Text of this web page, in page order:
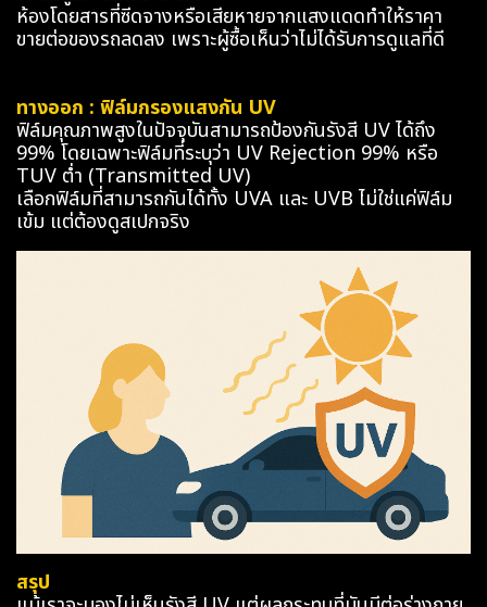
ห้องโดยสารที่ซีดจางหรือเสียหายจากแสงแดดทำให้ราคา
ขายต่อของรถลดลง เพราะผู้ซื้อเห็นว่าไม่ได้รับการดูแลที่ดี
ทางออก : ฟิล์มกรองแสงกัน UV
ฟิล์มคุณภาพสูงในปัจจุบันสามารถป้องกันรังสี UV ได้ถึง
99% โดยเฉพาะฟิล์มที่ระบุว่า UV Rejection 99% หรือ
TUV ต่ำ (Transmitted UV)
เลือกฟิล์มที่สามารถกันได้ทั้ง UVA และ UVB ไม่ใช่แค่ฟิล์ม
เข้ม แต่ต้องดูสเปกจริง
สรุป